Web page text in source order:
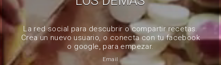
La red social para descubrir o compartir recetas.
Crea un nuevo usuario, o conecta con tu facebook
o google, para empezar.
Email